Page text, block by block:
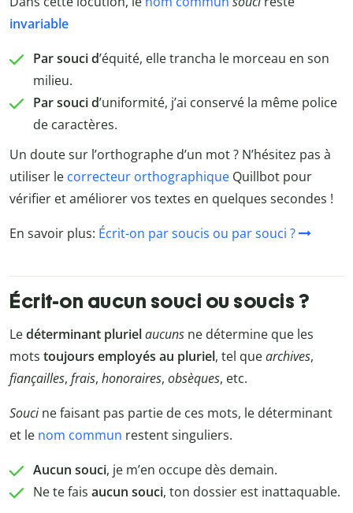
invariable
Par souci d’équité, elle trancha le morceau en son
milieu.
Par soucid’uniformité, j’ai conservé la même police
de caractères.
Un doute sur l’orthographe d’un mot ? N’hésitez pas à
utiliser le correcteur orthographique Quillbot pour
vérifier et améliorer vos textes en quelques secondes !
En savoir plus: Écrit-on par soucis ou par souci ?
Écrit-on aucun souci ou soucis ?
Ledéterminant plurielaucuns ne détermine que les
mots toujours employés au pluriel, tel quearchives,
fiançailles, frais, honoraires, obsèques, etc.
Souci ne faisant pas partie de ces mots, le déterminant
et le nom commun restent singuliers.
Aucun souci, je m’en occupe dès demain.
Ne te fais aucun souci, ton dossier est inattaquable.